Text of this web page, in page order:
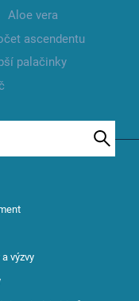
Aloe vera
ascendentu
palačinky
výzvy